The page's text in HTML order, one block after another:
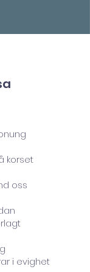
korset
oss
i evighet